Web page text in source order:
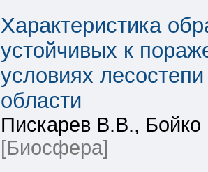
Характеристика
устойчивых к
условиях
области
Пискарев В.В.,
[Биосфера]